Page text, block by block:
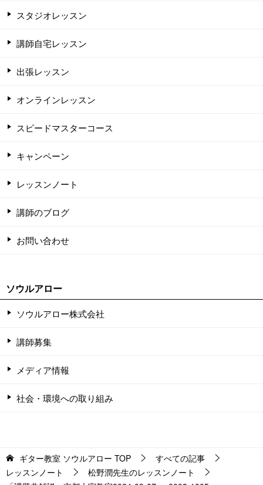
スタジオレッスン
講師自宅レッスン
出張レッスン
オンラインレッスン
スピードマスターコース
キャンペーン
レッスンノート
講師のブログ
お問い合わせ
ソウルアロー
ソウルアロー株式会社
講師募集
メディア情報
社会・環境への取り組み
ギター教室 ソウルアロー TOP
すべての記事
レッスンノート
松野潤先生のレッスンノート